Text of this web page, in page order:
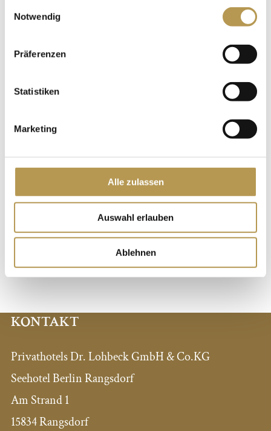
Notwendig
Präferenzen
Statistiken
Marketing
Alle zulassen
Auswahl erlauben
Ablehnen
in unseren Hotels. Eine nachträgliche Anrechnung früherer Aufenthalte ist
nicht möglich.​ Der Stammgastpass ist nicht übertragbar und verliert zwölf
Monate nach dem letzten Stempel seine Gültigkeit. Einlösung der Gratis-
Übernachtung auf Anfrage und nach Verfügbarkeit.
KONTAKT
Privathotels Dr. Lohbeck GmbH & Co.KG
Seehotel Berlin Rangsdorf
Am Strand 1
15834 Rangsdorf